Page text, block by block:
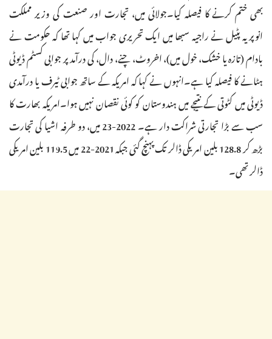
بھی ختم کرنے کا فیصلہ کیا۔جولائی میں، تجارت اور صنعت کی وزیر مملکت
انوپریہ پٹیل نے راجیہ سبھا میں ایک تحریری جواب میں کہا تھا کہ حکومت نے
بادام (تازہ یا خشک، خول میں)، اخروٹ، چنے، دال، کی درآمد پر جوابی کسٹم ڈیوٹی
ہٹانے کا فیصلہ کیا ہے۔انہوں نے کہا کہ امریکہ کے ساتھ جوابی ٹیرف یا درآمدی
ڈیوٹی میں کٹوتی کے نتیجے میں ہندوستان کو کوئی نقصان نہیں ہوا۔امریکہ بھارت کا
سب سے بڑا تجارتی شراکت دار ہے۔ 2022-23 میں، دو طرفہ اشیا کی تجارت
بڑھ کر 128.8 بلین امریکی ڈالر تک پہنچ گئی جبکہ 2021-22 میں 119.5 بلین امریکی
ڈالر تھی۔